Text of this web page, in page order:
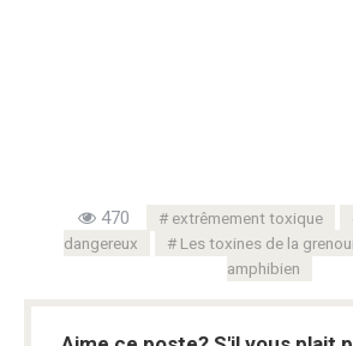
470 extrêmement toxique
dangereux
Les toxines de la
amphibien